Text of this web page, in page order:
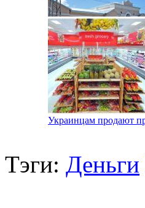
Как будут работать
Как в Украине будут
Украинцам продают
Тэги: Деньги